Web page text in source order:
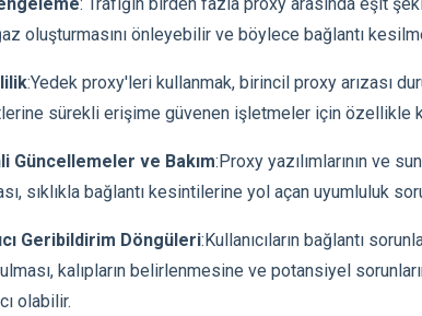
oluşturmasını önleyebilir ve böylece bağlantı
:Yedek proxy'leri kullanmak, birincil proxy arızası
sürekli erişime güvenen işletmeler için özellikle
Güncellemeler ve Bakım:Proxy yazılımlarının ve
sıklıkla bağlantı kesintilerine yol açan uyumluluk
Geribildirim Döngüleri:Kullanıcıların bağlantı
kalıpların belirlenmesine ve potansiyel
olabilir.